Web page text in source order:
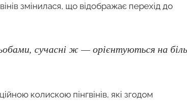
змінилася, що відображає перехід до
сучасні ж — орієнтуються на
колискою пінгвінів, які згодом